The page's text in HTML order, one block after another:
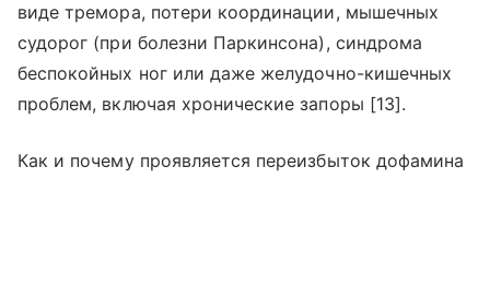
виде тремора, потери координации, мышечных
судорог (при болезни Паркинсона), синдрома
беспокойных ног или даже желудочно-кишечных
проблем, включая хронические запоры [13].
Как и почему проявляется переизбыток дофамина